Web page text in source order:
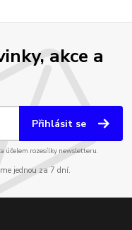
akce a
Přihlásit se
účelem rozesílky newsletteru.
jednou za 7 dní.